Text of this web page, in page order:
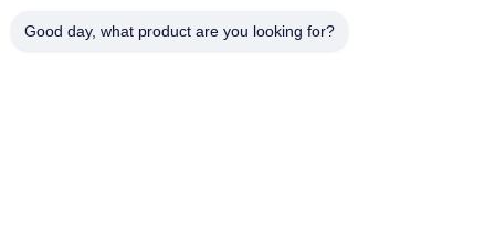
Good day, what product are you looking for?